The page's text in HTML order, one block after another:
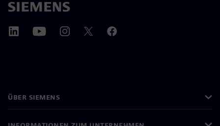
ÜBER SIEMENS